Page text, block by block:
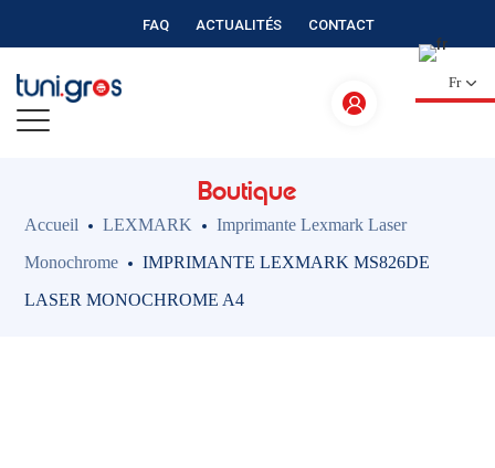
FAQ ACTUALITÉS CONTACT
Fr
Boutique
Accueil LEXMARK
Imprimante Lexmark Laser
Monochrome
IMPRIMANTE LEXMARK MS826DE
LASER MONOCHROME A4